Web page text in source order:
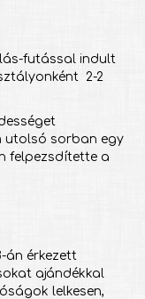
futással indult
2-2
utolsó sorban egy
felpezsdítette a
án érkezett
ajándékkal
lelkesen,